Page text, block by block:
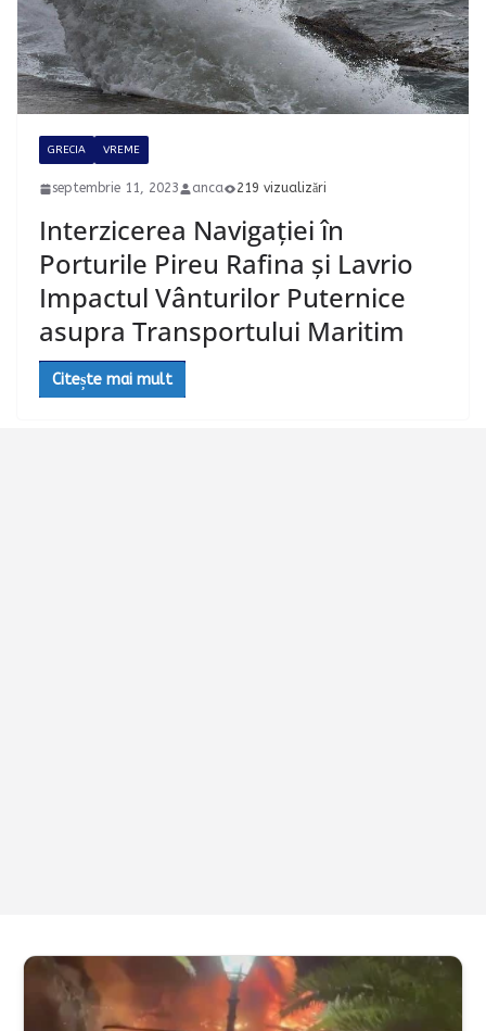
GRECIA VREME
septembrie 11, 2023 anca 219 vizualizări
Interzicerea Navigației în
Porturile Pireu Rafina și Lavrio
Impactul Vânturilor Puternice
asupra Transportului Maritim
Citește mai mult